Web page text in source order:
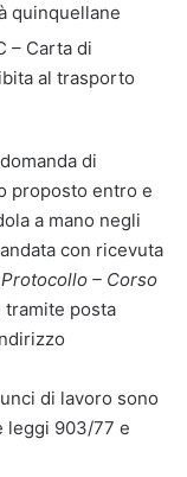
quinquellane
– Carta di
al trasporto
di
proposto entro e
a mano negli
con ricevuta
– Corso
tramite posta
di lavoro sono
leggi 903/77 e